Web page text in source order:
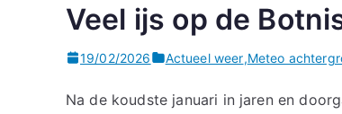
Veel ijs op de
19/02/2026 Actueel weer,Meteo
Na de koudste januari in jaren en